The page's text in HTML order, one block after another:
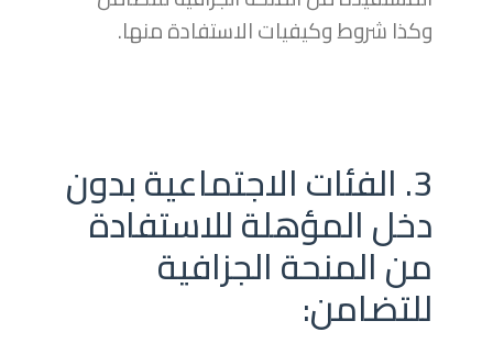
وكذا شروط وكيفيات الاستفادة منها.
3. الفئات الاجتماعية بدون
دخل المؤهلة للاستفادة
من المنحة الجزافية
للتضامن: